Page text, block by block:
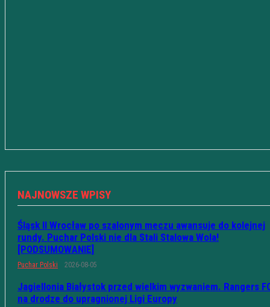
NAJNOWSZE WPISY
Śląsk II Wrocław po szalonym meczu awansuje do kolejnej
rundy. Puchar Polski nie dla Stali Stalowa Wola!
[PODSUMOWANIE]
Puchar Polski 2026-08-05
Jagiellonia Białystok przed wielkim wyzwaniem. Rangers
na drodze do upragnionej Ligi Europy